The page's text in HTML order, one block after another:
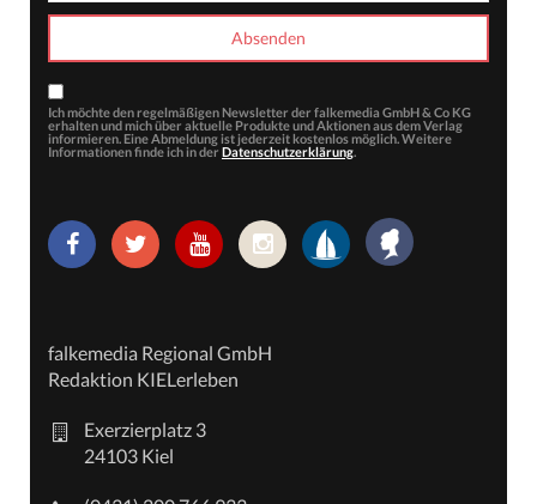
Ich möchte den regelmäßigen Newsletter der falkemedia GmbH & Co KG
erhalten und mich über aktuelle Produkte und Aktionen aus dem Verlag
informieren. Eine Abmeldung ist jederzeit kostenlos möglich. Weitere
Informationen finde ich in der Datenschutzerklärung.
falkemedia Regional GmbH
Redaktion KIELerleben
Exerzierplatz 3
24103 Kiel